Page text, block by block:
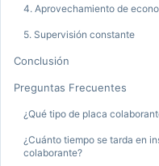
4. Aprovechamiento de
5. Supervisión constante
Conclusión
Preguntas Frecuentes
¿Qué tipo de placa
¿Cuánto tiempo se tarda en
colaborante?